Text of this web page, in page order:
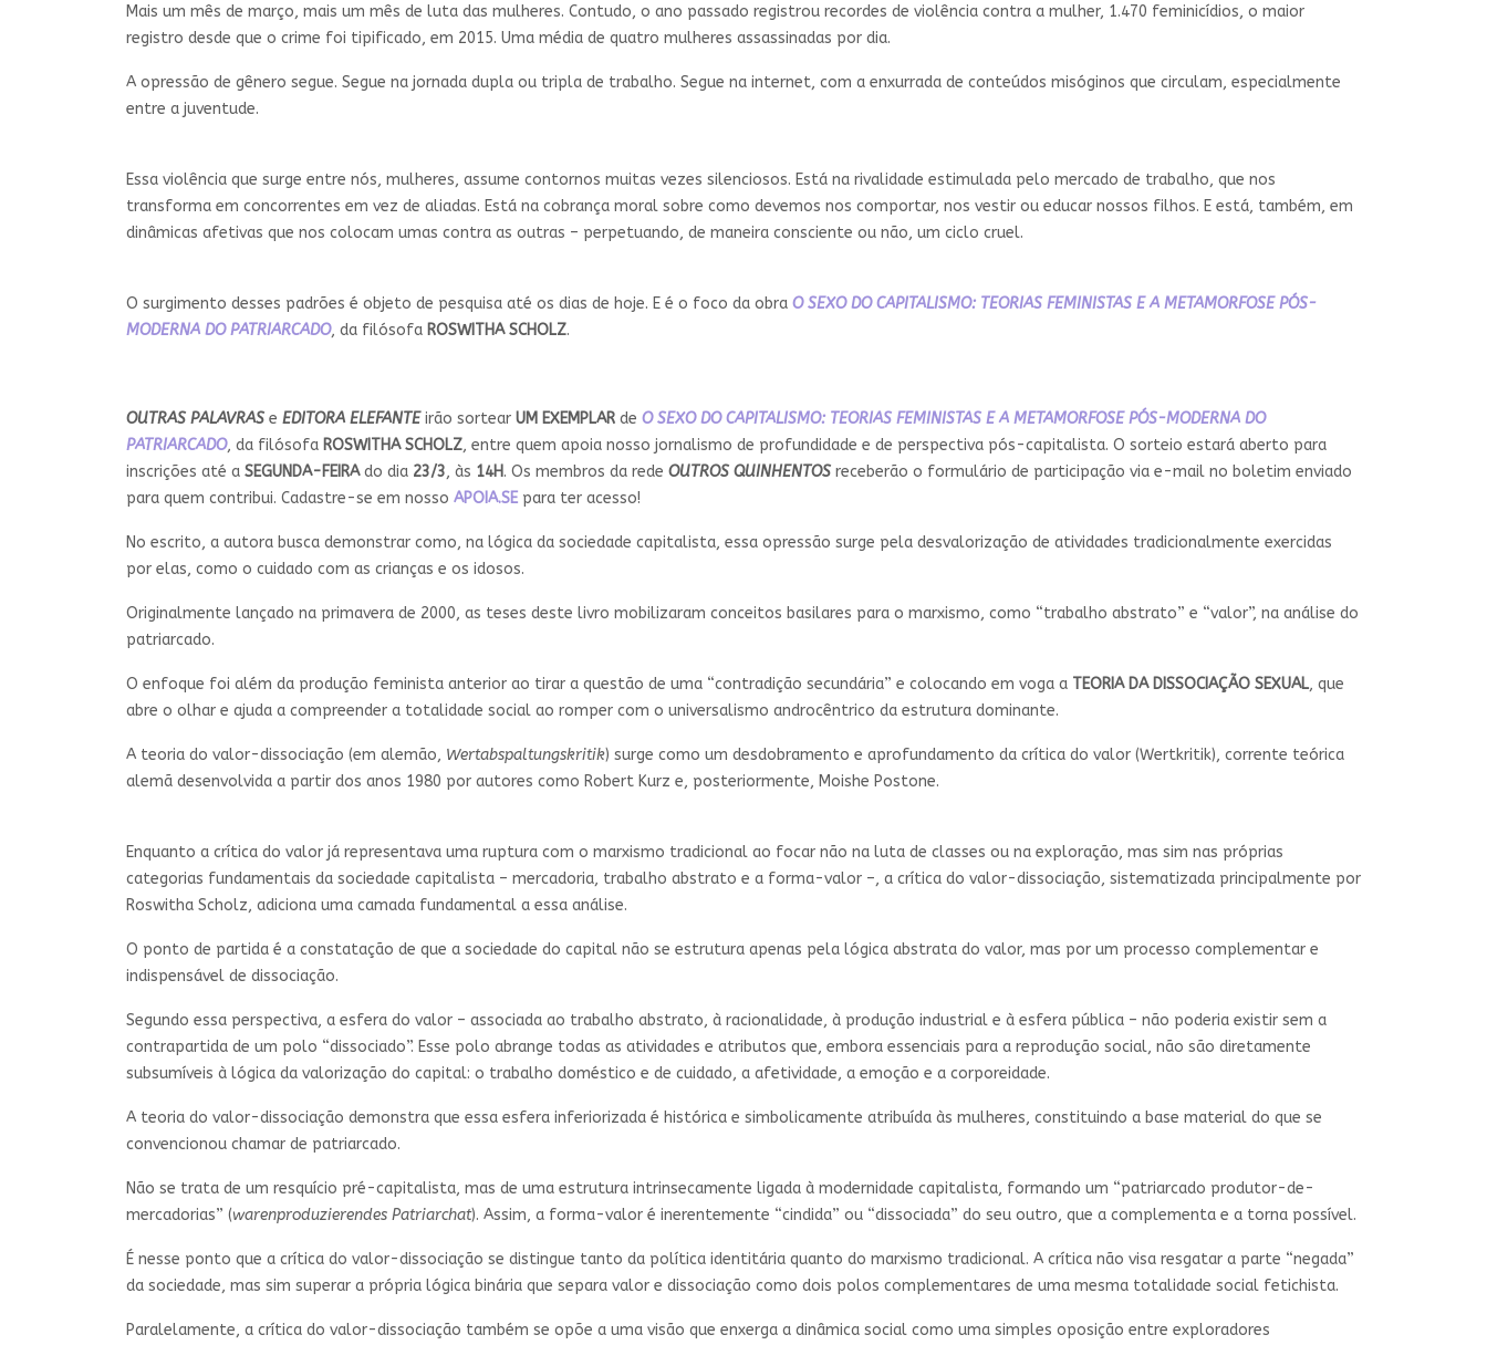
Mais um mês de março, mais um mês de luta das mulheres. Contudo, o ano passado registrou recordes de violência contra a mulher, 1.470 feminicídios, o maior
registro desde que o crime foi tipificado, em 2015. Uma média de quatro mulheres assassinadas por dia.
A opressão de gênero segue. Segue na jornada dupla ou tripla de trabalho. Segue na internet, com a enxurrada de conteúdos misóginos que circulam, especialmente
entre a juventude.
Essa violência que surge entre nós, mulheres, assume contornos muitas vezes silenciosos. Está na rivalidade estimulada pelo mercado de trabalho, que nos
transforma em concorrentes em vez de aliadas. Está na cobrança moral sobre como devemos nos comportar, nos vestir ou educar nossos filhos. E está, também, em
dinâmicas afetivas que nos colocam umas contra as outras – perpetuando, de maneira consciente ou não, um ciclo cruel.
O surgimento desses padrões é objeto de pesquisa até os dias de hoje. E é o foco da obra O SEXO DO CAPITALISMO: TEORIAS FEMINISTAS E A METAMORFOSE PÓS-
MODERNA DO PATRIARCADO, da filósofa ROSWITHA SCHOLZ.
OUTRAS PALAVRAS e EDITORA ELEFANTEirão sortear UM EXEMPLAR de O SEXO DO CAPITALISMO: TEORIAS FEMINISTAS E A METAMORFOSE PÓS-MODERNA DO
PATRIARCADO, da filósofa ROSWITHA SCHOLZ, entre quem apoia nosso jornalismo de profundidade e de perspectiva pós-capitalista. O sorteio estará aberto para
inscrições até a SEGUNDA-FEIRAdo dia 23/3, às 14H. Os membros da rede OUTROS QUINHENTOS receberão o formulário de participação via e-mail no boletim enviado
para quem contribui. Cadastre-se em nosso APOIA.SE para ter acesso!
No escrito, a autora busca demonstrar como, na lógica da sociedade capitalista, essa opressão surge pela desvalorização de atividades tradicionalmente exercidas
por elas, como o cuidado com as crianças e os idosos.
Originalmente lançado na primavera de 2000, as teses deste livro mobilizaram conceitos basilares para o marxismo, como “trabalho abstrato” e “valor”, na análise do
patriarcado.
O enfoque foi além da produção feminista anterior ao tirar a questão de uma “contradição secundária” e colocando em voga a TEORIA DA DISSOCIAÇÃO SEXUAL, que
abre o olhar e ajuda a compreender a totalidade social ao romper com o universalismo androcêntrico da estrutura dominante.
A teoria do valor-dissociação (em alemão, Wertabspaltungskritik) surge como um desdobramento e aprofundamento da crítica do valor (Wertkritik), corrente teórica
alemã desenvolvida a partir dos anos 1980 por autores como Robert Kurz e, posteriormente, Moishe Postone.
Enquanto a crítica do valor já representava uma ruptura com o marxismo tradicional ao focar não na luta de classes ou na exploração, mas sim nas próprias
categorias fundamentais da sociedade capitalista – mercadoria, trabalho abstrato e a forma-valor –, a crítica do valor-dissociação, sistematizada principalmente por
Roswitha Scholz, adiciona uma camada fundamental a essa análise.
O ponto de partida é a constatação de que a sociedade do capital não se estrutura apenas pela lógica abstrata do valor, mas por um processo complementar e
indispensável de dissociação.
Segundo essa perspectiva, a esfera do valor – associada ao trabalho abstrato, à racionalidade, à produção industrial e à esfera pública – não poderia existir sem a
contrapartida de um polo “dissociado”. Esse polo abrange todas as atividades e atributos que, embora essenciais para a reprodução social, não são diretamente
subsumíveis à lógica da valorização do capital: o trabalho doméstico e de cuidado, a afetividade, a emoção e a corporeidade.
A teoria do valor-dissociação demonstra que essa esfera inferiorizada é histórica e simbolicamente atribuída às mulheres, constituindo a base material do que se
convencionou chamar de patriarcado.
Não se trata de um resquício pré-capitalista, mas de uma estrutura intrinsecamente ligada à modernidade capitalista, formando um “patriarcado produtor-de-
mercadorias” (warenproduzierendes Patriarchat). Assim, a forma-valor é inerentemente “cindida” ou “dissociada” do seu outro, que a complementa e a torna possível.
É nesse ponto que a crítica do valor-dissociação se distingue tanto da política identitária quanto do marxismo tradicional. A crítica não visa resgatar a parte “negada”
da sociedade, mas sim superar a própria lógica binária que separa valor e dissociação como dois polos complementares de uma mesma totalidade social fetichista.
Paralelamente, a crítica do valor-dissociação também se opõe a uma visão que enxerga a dinâmica social como uma simples oposição entre exploradores